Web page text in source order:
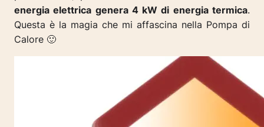
energia elettrica genera 4 kW di energia termica.
Questa è la magia che mi affascina nella Pompa di
Calore 🙂